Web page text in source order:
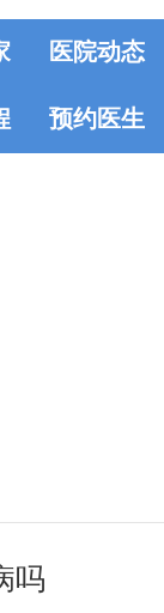
医院动态
预约医生
吗